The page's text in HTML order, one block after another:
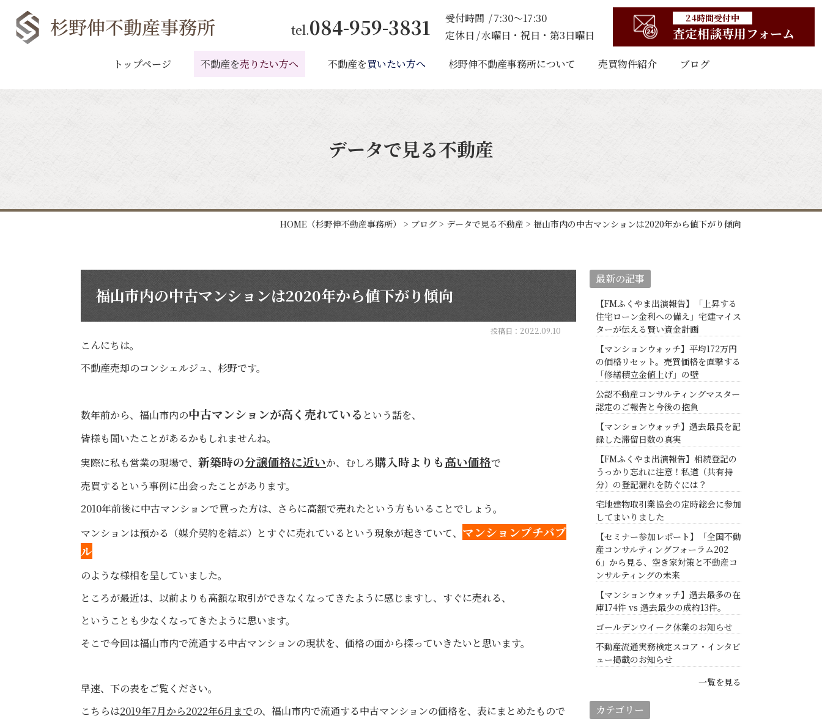
tel.084-959-3831 受付時間
7:30～17:30
定休日 水曜日・祝日・第3日曜日
24時間受付中
査定相談専用フォーム
トップページ 不動産を売りたい方へ 不動産を買いたい方へ 杉野伸不動産事務所について 売買物件紹介 ブログ
データで見る不動産
HOME （杉野伸不動産事務所） > ブログ > データで見る不動産 > 福山市内の中古マンションは2020年から値下がり傾向
福山市内の中古マンションは2020年から値下がり傾向
投稿日：2022.09.10
こんにちは。
不動産売却のコンシェルジュ、杉野です。
数年前から、福山市内の中古マンションが高く売れている という話を、
皆様も聞いたことがあるかもしれませんね。
実際に私も営業の現場で、 新築時の分譲価格に近いか、むしろ購入時よりも高い価格で
売買するという事例に出会ったことがあります。
2010年前後に中古マンションで買った方は、さらに高額で売れたという方もいることでしょう。
マンションは預かる（媒介契約を結ぶ）とすぐに売れているという現象が起きていて、 マンションプチバブ
ル
のような様相を呈していました。
ところが最近は、以前よりも高額な取引ができなくなってきたように感じますし、すぐに売れる、
ということも少なくなってきたように思います。
そこで今回は福山市内で流通する中古マンションの現状を、価格の面から探っていきたいと思います。
早速、下の表をご覧ください。
こちらは2019年7月から2022年6月までの、福山市内で流通する中古マンションの価格を、表にまとめたもので
最新の記事
【FMふくやま出演報告】「上昇する
住宅ローン金利への備え」宅建マイス
ターが伝える賢い資金計画
【マンションウォッチ】平均172万円
の価格リセット。売買価格を直撃する
「修繕積立金値上げ」の壁
公認不動産コンサルティングマスター
認定のご報告と今後の抱負
【マンションウォッチ】過去最長を記
録した滞留日数の真実
【FMふくやま出演報告】相続登記の
うっかり忘れに注意！私道（共有持
分）の登記漏れを防ぐには？
宅地建物取引業協会の定時総会に参加
してまいりました
【セミナー参加レポート】「全国不動
産コンサルティングフォーラム202
6」から見る、空き家対策と不動産コ
ンサルティングの未来
【マンションウォッチ】過去最多の在
庫174件 vs 過去最少の成約13件。
ゴールデンウイーク休業のお知らせ
不動産流通実務検定スコア・インタビ
ュー掲載のお知らせ
一覧を見る
カテゴリー